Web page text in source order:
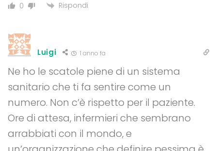
0 Rispondi
Luigi 1 anno fa
Ne ho le scatole piene di un sistema
sanitario che ti fa sentire come un
numero. Non c’è rispetto per il paziente.
Ore di attesa, infermieri che sembrano
arrabbiati con il mondo, e